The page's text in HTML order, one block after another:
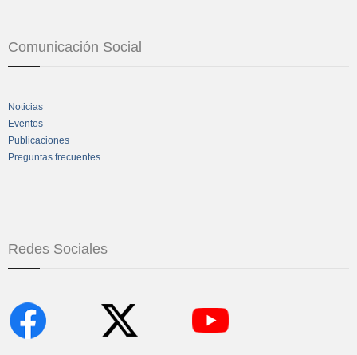
Comunicación Social
Noticias
Eventos
Publicaciones
Preguntas frecuentes
Redes Sociales